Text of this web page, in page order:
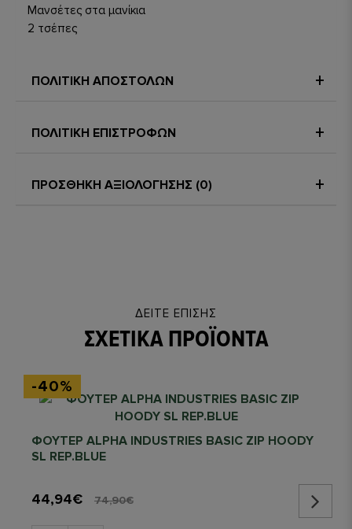
Μανσέτες στα μανίκια
2 τσέπες
ΠΟΛΙΤΙΚΗ ΑΠΟΣΤΟΛΩΝ
ΠΟΛΙΤΙΚΗ ΕΠΙΣΤΡΟΦΩΝ
ΠΡΟΣΘΗΚΗ ΑΞΙΟΛΟΓΗΣΗΣ (0)
ΔΕΊΤΕ ΕΠΊΣΗΣ
ΣΧΕΤΙΚΆ ΠΡΟΪΌΝΤΑ
-40%
ΦΟΥΤΕΡ ALPHA INDUSTRIES BASIC ZIP HOODY
SL REP.BLUE
44,94€ 74,90€